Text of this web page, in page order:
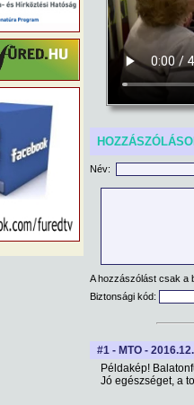
Név:
A hozzászólást csak a
Biztonsági kód:
#1 - MTO -
Példakép!
Jó egészséget, a